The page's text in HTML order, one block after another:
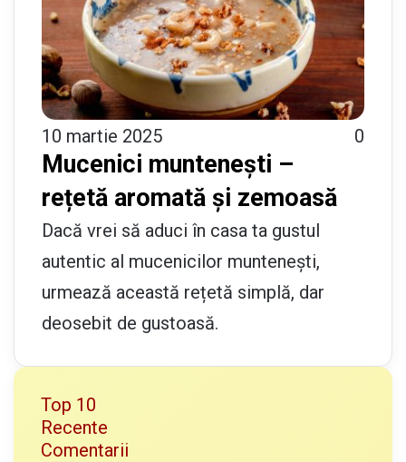
10 martie 2025 0
Mucenici muntenești –
rețetă aromată și zemoasă
Dacă vrei să aduci în casa ta gustul
autentic al mucenicilor muntenești,
urmează această rețetă simplă, dar
deosebit de gustoasă.
Top 10
Recente
Comentarii